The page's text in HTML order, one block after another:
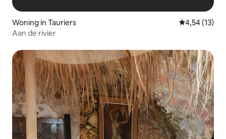
Woning in Tauriers Gemiddelde
4,54 (13)
Aan de rivier